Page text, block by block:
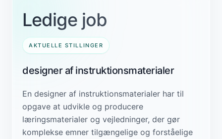
Ledige job
AKTUELLE STILLINGER
designer af instruktionsmaterialer
En designer af instruktionsmaterialer har til
opgave at udvikle og producere
læringsmaterialer og vejledninger, der gør
komplekse emner tilgængelige og forståelige